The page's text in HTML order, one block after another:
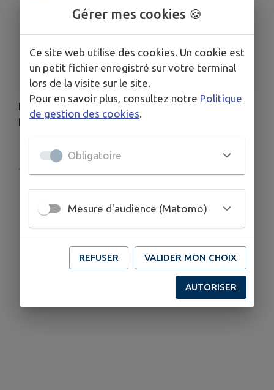
Le dim. 6 juil.
HORAIRES
De 06h30 à 18h00
La Municipalité et l'Amicale La Celloise organisent
LA CELL'EN FETE !
Publié par CHRISTINE
Gérer mes cookies 🍪
Ce site web utilise des cookies. Un cookie est
un petit fichier enregistré sur votre terminal
lors de la visite sur le site.
Pour en savoir plus, consultez notre Politique
de gestion des cookies
Obligatoire
Mesure d'audience (Matomo)
REFUSER VALIDER MON CHOIX
AUTORISER